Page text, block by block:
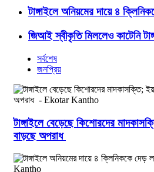
টাঙ্গাইলে অনিয়মের দায়ে ৪
জিআই স্বীকৃতি মিললেও কাটেনি
সর্বশেষ
জনপ্রিয়
টাঙ্গাইলে বেড়েছে কিশোরদের
বাড়ছে অপরাধ